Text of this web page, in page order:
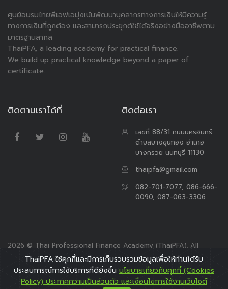
ศูนย์อบรมไทยพีเอฟเอมุ่งเน้นพัฒนาบุคลากรทางการเงินให้มีความรู้
ทางการเงินที่ถูกต้อง และสามารถประยุกต์ใช้ได้จริงอย่างมืออาชีพตาม
มาตรฐานสากล
ThaiPFA, a leading academy for practical finance.
We build up practical knowledge beyond a paper of
certificate.
ติดตามเราได้ที่ ติดต่อเรา
เลขที่ 88/31 ถนนนครอินทร์
ตำบลบางขุนกอง อำเภอ
บางกรวย นนทบุรี 11130
thaipfa@gmail.com
082-701-7077, 086-666-
0090, 087-063-3306
2026 © Thai Professional Finance Academy (ThaiPFA). All
Rights Reserved.
ThaiPFA ใช้คุกกี้และมีการเก็บรวบรวมข้อมูลเพื่อให้ท่านได้รับ
ประสบการณ์การใช้บริการที่ดียิ่งขึ้น นโยบายเกี่ยวกับคุกกี้ (Cookies
Policy) ประกาศความเป็นส่วนตัว และเงื่อนไขการใช้งานเว็บไซต์